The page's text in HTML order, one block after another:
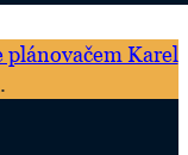
plánovačem Karel